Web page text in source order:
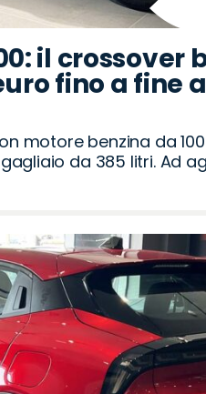
il crossover
fino a fine
motore benzina da
da 385 litri. Ad